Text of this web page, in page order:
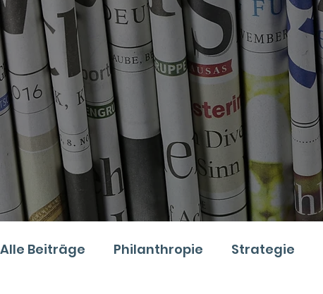
Alle Beiträge Philanthropie Strategie